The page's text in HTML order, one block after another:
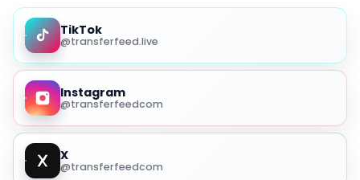
TikTok
@transferfeed.live
Instagram
@transferfeedcom
X
@transferfeedcom